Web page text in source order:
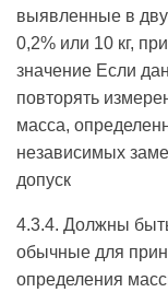
выявленные в
0,2% или 10 кг,
значение Если
повторять
масса,
независимых
допуск
4.3.4. Должны
обычные для
определения